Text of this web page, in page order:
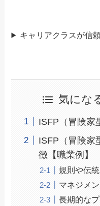
キャリアクラスが信
気にな
ISFP（冒険家
ISFP（冒険家
徴【職業例】
規則や伝
マネジメ
長期的な